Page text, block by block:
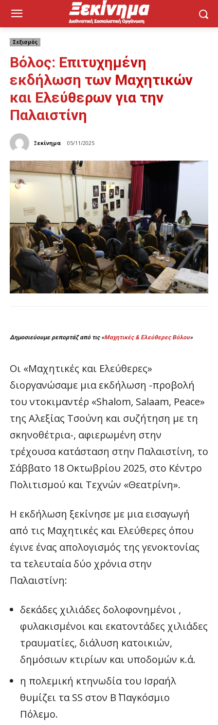
Σεξισμός
Bόλος: Επιτυχημένη
εκδήλωση των Μαχητικών
και Ελεύθερων για την
Παλαιστίνη
Ξεκίνημα 05/11/2025
Δημοσιεύουμε ρεπορτάζ από τις «Μαχητικές & Ελεύθερες Βόλου»
Οι «Μαχητικές και Ελεύθερες»
διοργανώσαμε μια εκδήλωση -προβολή
του ντοκιμαντέρ «Shalom, Salaam, Peace»
της Αλεξίας Τσούνη και συζήτηση με τη
σκηνοθέτρια-, αφιερωμένη στην
τρέχουσα κατάσταση στην Παλαιστίνη, το
Σάββατο 18 Οκτωβρίου 2025, στο Κέντρο
Πολιτισμού και Τεχνών «Θεατρίνη».
Η εκδήλωση ξεκίνησε με μια εισαγωγή
από τις Μαχητικές και Ελεύθερες όπου
έγινε ένας απολογισμός της γενοκτονίας
τα τελευταία δύο χρόνια στην
Παλαιστίνη:
δεκάδες χιλιάδες δολοφονημένοι ,
φυλακισμένοι και εκατοντάδες χιλιάδες
τραυματίες, διάλυση κατοικιών,
δημόσιων κτιρίων και υποδομών κ.ά.
η πολεμική κτηνωδία του Ισραήλ
θυμίζει τα SS στον Β΄ Παγκόσμιο
Πόλεμο.